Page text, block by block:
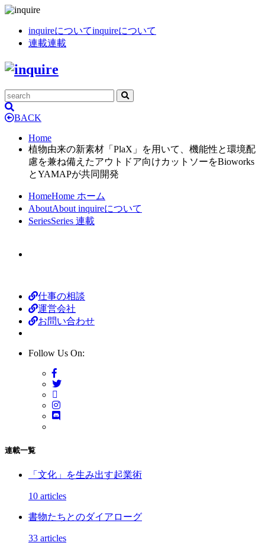
inquireについてinquireについて
連載連載
BACK
Home
植物由来の新素材「PlaX」を用いて、機能性と環境配
慮を兼ね備えたアウトドア向けカットソーをBioworks
とYAMAPが共同開発
HomeHome ホーム
AboutAbout inquireについて
SeriesSeries 連載
仕事の相談
運営会社
お問い合わせ
Follow Us On:
連載一覧
「文化」を生み出す起業術
10 articles
書物たちとのダイアローグ
33 articles